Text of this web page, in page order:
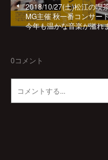
2018/10/27(土)松江の喫
MG主催 秋一番コンサー
今年も温かな音楽が溢
0コメント